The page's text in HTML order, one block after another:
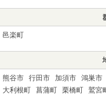
邑楽町
熊谷市 行田市 加須市 鴻巣市
大利根町
菖蒲町 栗橋町 鷲宮